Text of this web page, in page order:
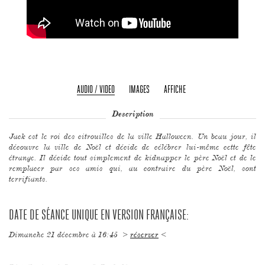
AUDIO / VIDEO IMAGES AFFICHE
Description
Jack est le roi des citrouilles de la ville Halloween. Un beau jour, il
découvre la ville de Noël et décide de célébrer lui-même cette fête
étrange. Il décide tout simplement de kidnapper le père Noël et de le
remplacer par ses amis qui, au contraire du père Noël, sont
terrifiants.
DATE DE SÉANCE UNIQUE EN VERSION FRANÇAISE:
Dimanche 21 décembre à 16:45 > réserver <